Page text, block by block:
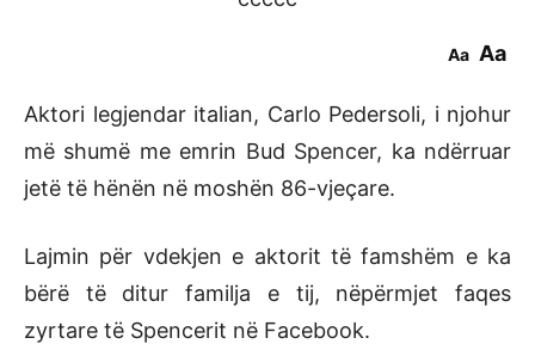
Aa Aa
Aktori legjendar italian, Carlo Pedersoli, i njohur
më shumë me emrin Bud Spencer, ka ndërruar
jetë të hënën në moshën 86-vjeçare.
Lajmin për vdekjen e aktorit të famshëm e ka
bërë të ditur familja e tij, nëpërmjet faqes
zyrtare të Spencerit në Facebook.